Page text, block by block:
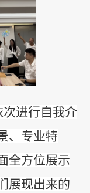
次进行自我介
、专业特
全方位展示
展现出来的